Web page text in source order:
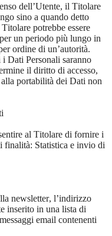
dell’Utente, il Titolare
sino a quando detto
potrebbe essere
un periodo più lungo in
ordine di un’autorità.
Dati Personali saranno
il diritto di accesso,
portabilità dei Dati non
al Titolare di fornire i
finalità: Statistica e invio di
newsletter, l’indirizzo
inserito in una lista di
email contenenti